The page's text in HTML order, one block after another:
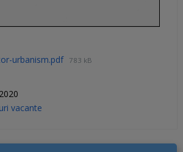
urbanism.pdf 783 kB
vacante